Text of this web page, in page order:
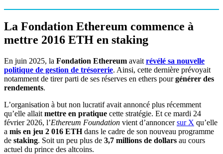
La Fondation Ethereum commence à
mettre 2016 ETH en staking
En juin 2025, la Fondation Ethereum avait révélé sa nouvelle
politique de gestion de trésorerie. Ainsi, cette dernière prévoyait
notamment de tirer parti de ses réserves en ethers pourgénérer des
rendements.
L’organisation à but non lucratif avait annoncé plus récemment
qu’elle allait mettre en pratique cette stratégie. Et ce mardi 24
février 2026, l’Ethereum Foundation vient d’annoncersur X qu’elle
a mis en jeu 2 016 ETHdans le cadre de son nouveau programme
de staking. Soit un peu plus de 3,7 millions de dollars au cours
actuel du prince des altcoins.